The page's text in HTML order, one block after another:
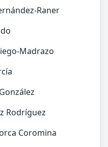
Raner
Madrazo
Rodríguez
Coromina